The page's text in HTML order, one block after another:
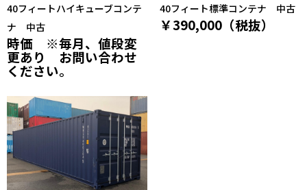
40フィートハイキューブコンテ
ナ 中古
時価 ※毎月、値段変
更あり お問い合わせ
ください。
40フィート標準コンテナ 中古
￥390,000（税抜）